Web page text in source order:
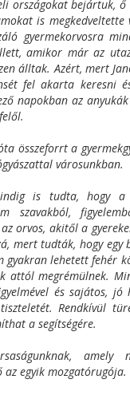
országokat bejártuk,
is megkedveltette
gyermekorvosra
amikor már az
álltak. Azért, mert
fel akarta keresni
napokban az
összeforrt a
városunkban.
is tudta, hogy a
szavakból,
orvos, akitől a
mert tudták, hogy
gyakran lehetett fehér
attól megrémülnek.
és sajátos,
Rendkívül
a segítségére.
amely
az egyik mozgatórugója.